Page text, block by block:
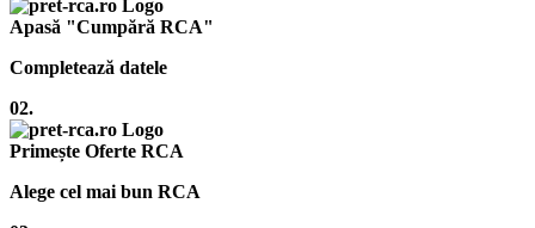
Apasă "Cumpără RCA"
Completează datele
02.
Primește Oferte RCA
Alege cel mai bun RCA